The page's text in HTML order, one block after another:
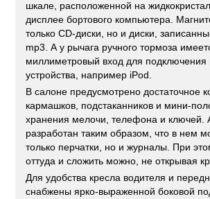
шкале, расположенной на
дисплее бортового компьютера.
только CD-диски, но и диски,
mp3. А у рычага ручного тормоза
миллиметровый вход для подключения
устройства, например iPod.
В салоне предусмотрено достаточное
кармашков, подстаканников и мини-
хранения мелочи, телефона и ключей.
разработан таким образом, что в нем
только перчатки, но и журналы. При
оттуда и сложить можно, не открывая
Для удобства кресла водителя и
снабжены ярко-выраженной боковой